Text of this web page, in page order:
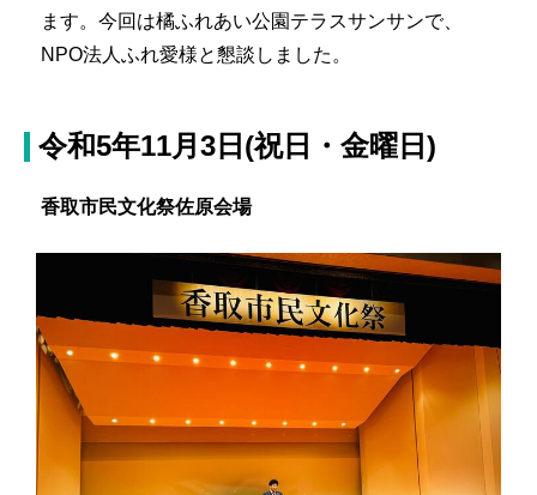
ます。今回は橘ふれあい公園テラスサンサンで、
NPO法人ふれ愛様と懇談しました。
令和5年11月3日(祝日・金曜日)
香取市民文化祭佐原会場